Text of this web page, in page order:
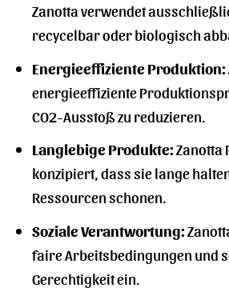
Zanotta verwendet
recycelbar oder biologisch
Energieeffiziente Produktion:
energieeffiziente
CO2-Ausstoß zu reduzieren.
Langlebige Produkte:Zanotta
konzipiert, dass sie lange
Ressourcen schonen.
Soziale Verantwortung:
faire Arbeitsbedingungen und
Gerechtigkeit ein.